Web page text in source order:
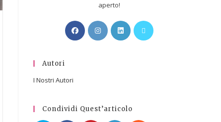
aperto!
Autori
I Nostri Autori
Condividi Quest’articolo